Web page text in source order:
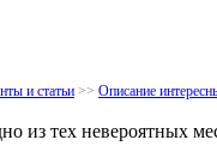
и статьи >> Описание
из тех невероятных